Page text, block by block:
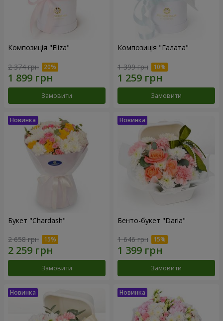
Композиція "Eliza"
2 374 грн
Замовити
Композиція "Галата"
1 399 грн
Замовити
Букет "Chardash"
2 658 грн
Замовити
Бенто-букет "Daria"
1 646 грн
Замовити